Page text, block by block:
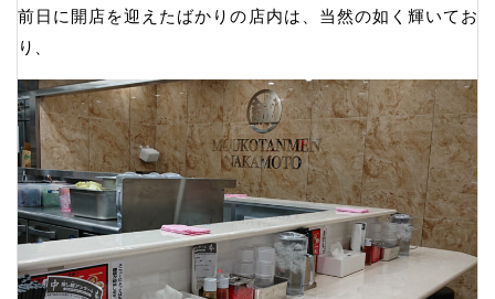
前日に開店を迎えたばかりの店内は、当然の如く輝いてお
り、